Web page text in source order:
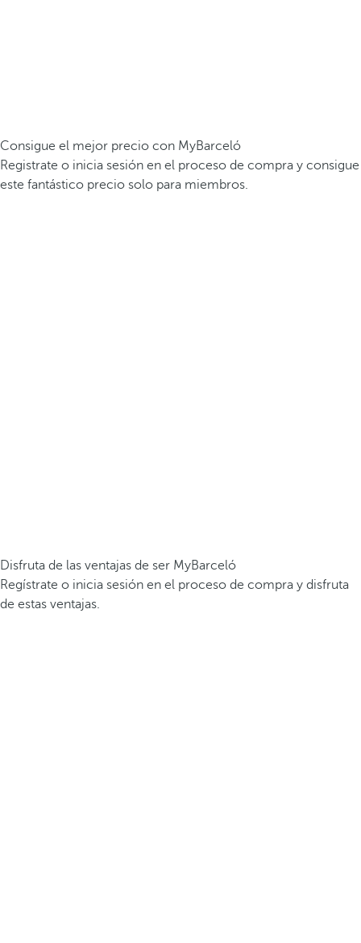
Consigue el mejor precio con MyBarceló
Registrate o inicia sesión en el proceso de compra y consigue
este fantástico precio solo para miembros.
Disfruta de las ventajas de ser MyBarceló
Regístrate o inicia sesión en el proceso de compra y disfruta
de estas ventajas.